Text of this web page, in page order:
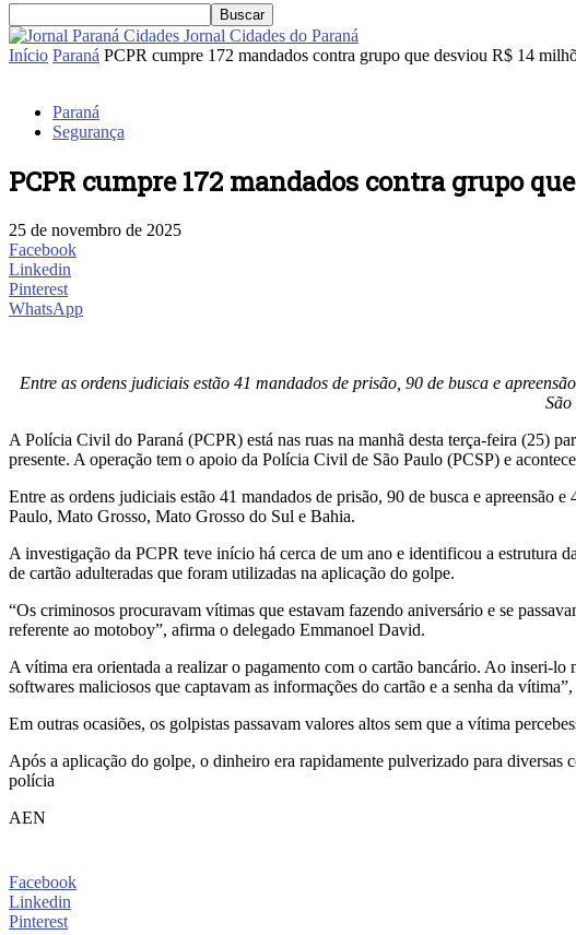
Jornal Cidades do Paraná
Início Paraná PCPR cumpre 172 mandados contra grupo que desviou R$ 14
Paraná
Segurança
PCPR cumpre 172 mandados contra grupo
25 de novembro de 2025
Facebook
Linkedin
Pinterest
WhatsApp
Entre as ordens judiciais estão 41 mandados de prisão, 90 de busca e
A Polícia Civil do Paraná (PCPR) está nas ruas na manhã desta terça-feira (25)
presente. A operação tem o apoio da Polícia Civil de São Paulo (PCSP) e
Entre as ordens judiciais estão 41 mandados de prisão, 90 de busca e apreensão
Paulo, Mato Grosso, Mato Grosso do Sul e Bahia.
A investigação da PCPR teve início há cerca de um ano e identificou a estrutura
de cartão adulteradas que foram utilizadas na aplicação do golpe.
“Os criminosos procuravam vítimas que estavam fazendo aniversário e se
referente ao motoboy”, afirma o delegado Emmanoel David.
A vítima era orientada a realizar o pagamento com o cartão bancário. Ao inseri-lo
softwares maliciosos que captavam as informações do cartão e a senha da
Em outras ocasiões, os golpistas passavam valores altos sem que a vítima
Após a aplicação do golpe, o dinheiro era rapidamente pulverizado para
polícia
AEN
Facebook
Linkedin
Pinterest